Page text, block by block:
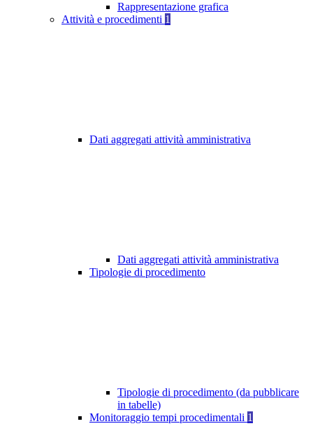
Rappresentazione grafica
Attività e procedimenti 1
Dati aggregati attività amministrativa
Dati aggregati attività amministrativa
Tipologie di procedimento
Tipologie di procedimento (da pubblicare
in tabelle)
Monitoraggio tempi procedimentali 1